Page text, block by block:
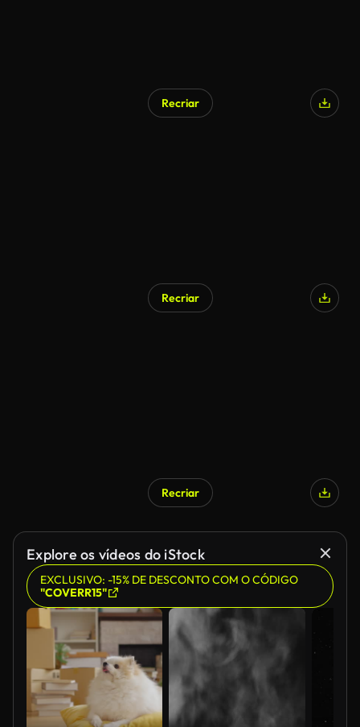
Recriar
Recriar
Recriar
Explore os vídeos do iStock
EXCLUSIVO: -15% DE DESCONTO COM O CÓDIGO
"COVERR15"